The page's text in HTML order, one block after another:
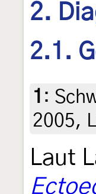
2.
2.1.
1 :
2005,
Laut